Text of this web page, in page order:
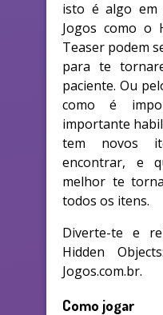
isto é algo em
Jogos como o
Teaser podem
para te
paciente. Ou
como é
importante
tem novos
encontrar, e
melhor te
todos os itens.
Diverte-te e
Hidden
Jogos.com.br.
Como jogar